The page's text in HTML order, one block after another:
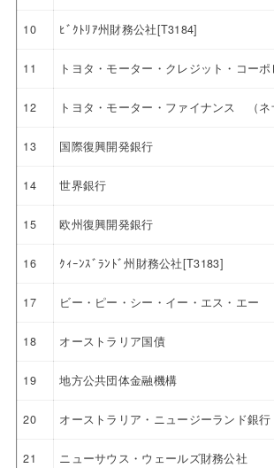
10 ﾋﾞｸﾄﾘｱ州財務公社[T3184]
11 トヨタ・モーター・クレジット・コー
12 トヨタ・モーター・ファイナンス （ネ
13 国際復興開発銀行
14 世界銀行
15 欧州復興開発銀行
16 ｸｨｰﾝｽﾞﾗﾝﾄﾞ州財務公社[T3183]
17 ビー・ピー・シー・イー・エス・エー
18 オーストラリア国債
19 地方公共団体金融機構
20 オーストラリア・ニュージーランド銀行
21 ニューサウス・ウェールズ財務公社